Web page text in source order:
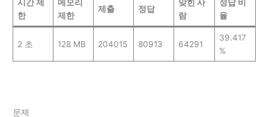
시간 제
한
메모리
제한
제출 정답
맞힌 사
람
정답 비
율
2 초 128 MB 204015 80913 64291
39.417
%
문제